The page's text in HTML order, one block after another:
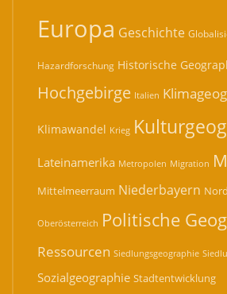
Europa Geschichte
Hazardforschung Historische
Hochgebirge Italien
Klimawandel Krieg
Lateinamerika Metropolen Migration
Mittelmeerraum Niederbayern
Oberösterreich Politische
Ressourcen Siedlungsgeographie
Sozialgeographie Stadtentwicklung